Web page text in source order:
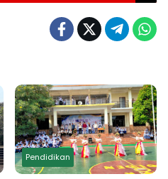
Pendidikan